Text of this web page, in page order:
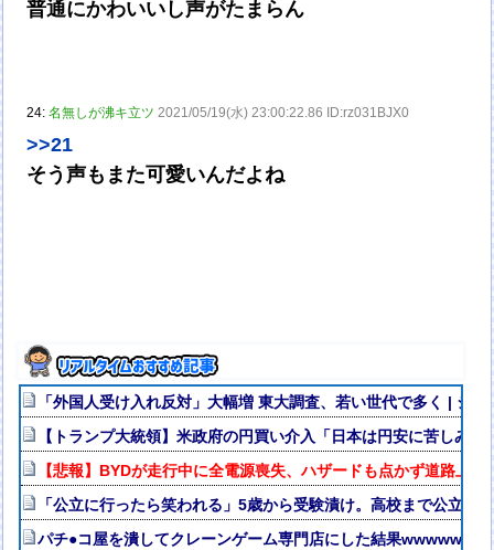
普通にかわいいし声がたまらん
24:名無しが沸キ立ツ 2021/05/19(水) 23:00:22.86 ID:rz031BJX0
>>21
そう声もまた可愛いんだよね
「外国人受け入れ反対」大幅増 東大調査、若い世代で多く | ジ
【トランプ大統領】米政府の円買い介入「日本は円安に苦しみ助
【悲報】BYDが走行中に全電源喪失、ハザードも点かず道路上
「公立に行ったら笑われる」5歳から受験漬け。高校まで公立
パチ●コ屋を潰してクレーンゲーム専門店にした結果